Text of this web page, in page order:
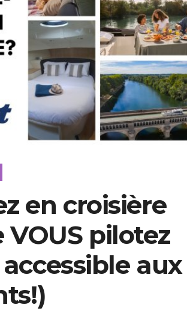
en croisière
pilotez
aux